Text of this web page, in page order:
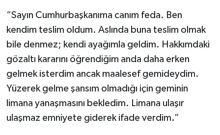
“Sayın Cumhurbaşkanıma canım feda. Ben
kendim teslim oldum. Aslında buna teslim olmak
bile denmez; kendi ayağımla geldim. Hakkımdaki
gözaltı kararını öğrendiğim anda daha erken
gelmek isterdim ancak maalesef gemideydim.
Yüzerek gelme şansım olmadığı için geminin
limana yanaşmasını bekledim. Limana ulaşır
ulaşmaz emniyete giderek ifade verdim.”